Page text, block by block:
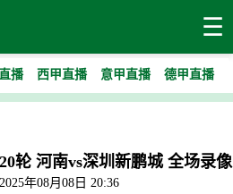
☰
播 西甲直播 意甲直播 德甲直播
轮 河南vs深圳新鹏城 全场录像
年08月08日 20:36